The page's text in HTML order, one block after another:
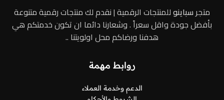
متجرسباينوللمنتجات الرقمية | نقدم لك منتجات رقمية متنوعة
بأفضل جودة واقل سعراً . وشعارنا دائما ان تكون خدمتكم هي
هدفنا ورضاكم محل اولويتنا ..
روابط مهمة
الدعم وخدمة العملاء